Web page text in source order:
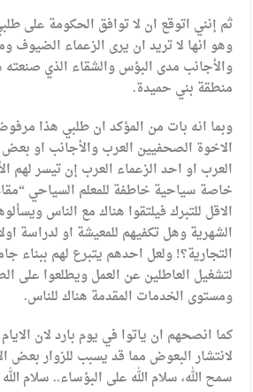
ثم إنني اتوقع ان لا توافق الحكومة على
وهو انها لا تريد ان يرى الزعماء الضيوف
والأجانب مدى البؤس والشقاء الذي صنعته
منطقة بني حميدة.
وبما انه بات من المؤكد ان طلبي هذا
الاخوة الصحفيين العرب والأجانب او بعض
العرب او احد الزعماء العرب إن تيسر لهم
خاصة سياحية خاطفة للمعلم السياحي
الاقل للتبرك فيلتقوا هناك مع الناس
الشهرية وهل تكفيهم للمعيشة او لدراسة
التجارية؟! ولعل احدهم يتبرع لهم ببناء
لتشغيل العاطلين عن العمل ويطلعوا على
ومستوى الخدمات المقدمة هناك للناس.
كما انصحهم ان ياتوا في يوم بارد لان
لانتشار البعوض مما قد يسبب للزوار بعض
سمح الله، سلام الله على البؤساء.. سلام